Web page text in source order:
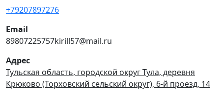
+79207897276
Email
89807225757kirill57@mail.ru
Адрес
Тульская область, городской округ Тула, деревня
Крюково (Торховский сельский округ), 6-й проезд, 14